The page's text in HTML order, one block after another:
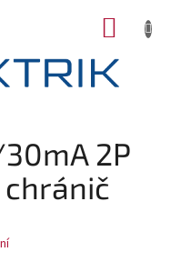
30mA 2P
chránič